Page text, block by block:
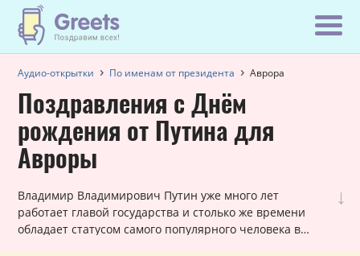
Аудио-открытки По именам от президента Аврора
Поздравления с Днём
рождения от Путина для
Авроры
↓
Владимир Владимирович Путин уже много лет
работает главой государства и столько же времени
обладает статусом самого популярного человека в